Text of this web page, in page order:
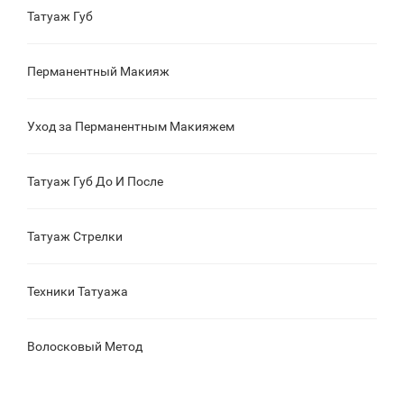
Татуаж Губ
Перманентный Макияж
Уход за Перманентным Макияжем
Татуаж Губ До И После
Татуаж Стрелки
Техники Татуажа
Волосковый Метод